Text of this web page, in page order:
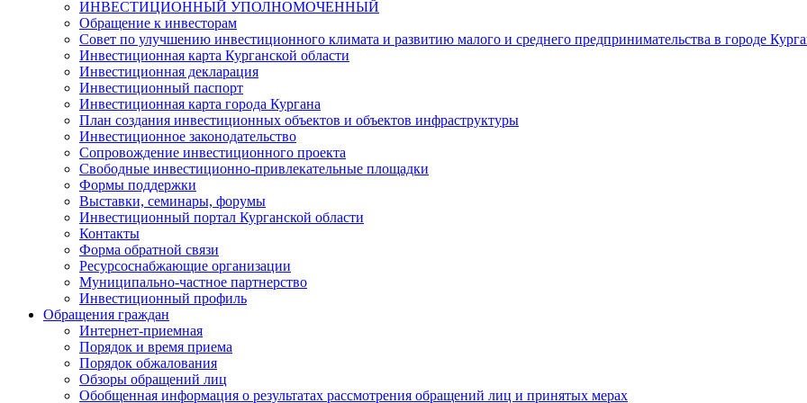
ИНВЕСТИЦИОННЫЙ УПОЛНОМОЧЕННЫЙ
Обращение к инвесторам
Совет по улучшению инвестиционного климата и развитию малого и среднего предпринимательства в городе
Инвестиционная карта Курганской области
Инвестиционная декларация
Инвестиционный паспорт
Инвестиционная карта города Кургана
План создания инвестиционных объектов и объектов инфраструктуры
Инвестиционное законодательство
Сопровождение инвестиционного проекта
Свободные инвестиционно-привлекательные площадки
Формы поддержки
Выставки, семинары, форумы
Инвестиционный портал Курганской области
Контакты
Форма обратной связи
Ресурсоснабжающие организации
Муниципально-частное партнерство
Инвестиционный профиль
Обращения граждан
Интернет-приемная
Порядок и время приема
Порядок обжалования
Обзоры обращений лиц
Обобщенная информация о результатах рассмотрения обращений лиц и принятых мерах